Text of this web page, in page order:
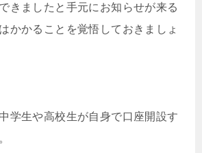
きましたと手元にお知らせが来る
かかることを覚悟しておきましょ
学生や高校生が自身で口座開設す